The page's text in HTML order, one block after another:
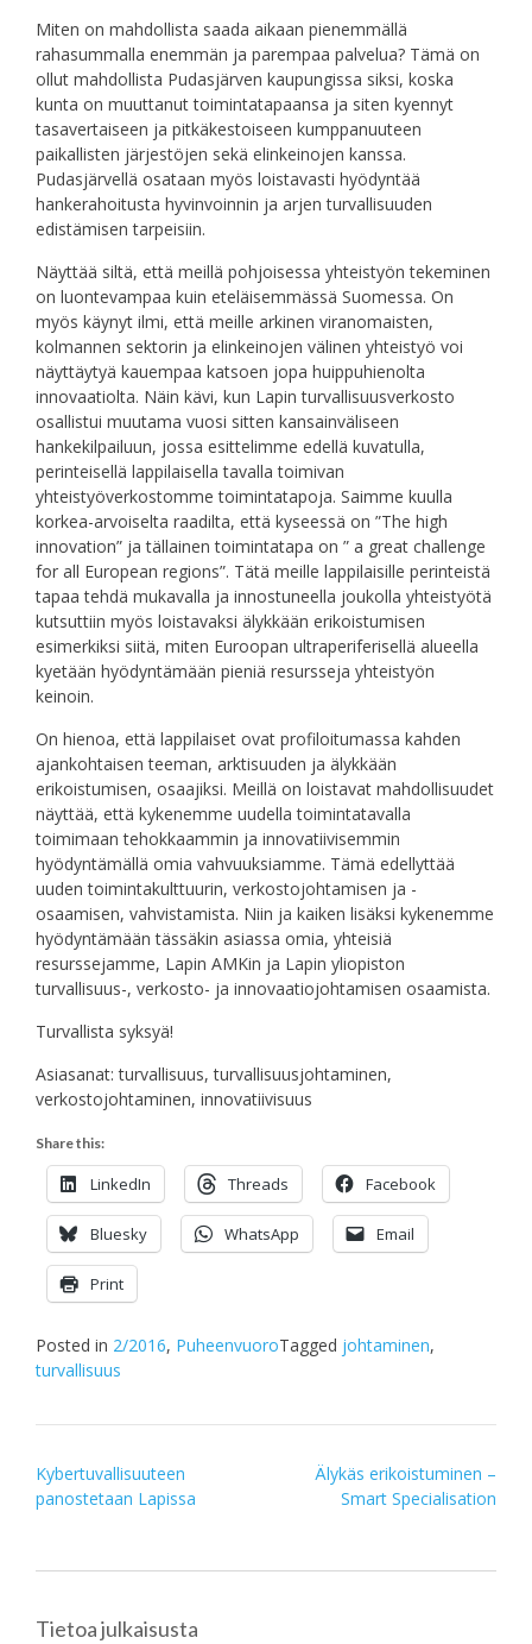
Miten on mahdollista saada aikaan pienemmällä
rahasummalla enemmän ja parempaa palvelua? Tämä on
ollut mahdollista Pudasjärven kaupungissa siksi, koska
kunta on muuttanut toimintatapaansa ja siten kyennyt
tasavertaiseen ja pitkäkestoiseen kumppanuuteen
paikallisten järjestöjen sekä elinkeinojen kanssa.
Pudasjärvellä osataan myös loistavasti hyödyntää
hankerahoitusta hyvinvoinnin ja arjen turvallisuuden
edistämisen tarpeisiin.
Näyttää siltä, että meillä pohjoisessa yhteistyön tekeminen
on luontevampaa kuin eteläisemmässä Suomessa. On
myös käynyt ilmi, että meille arkinen viranomaisten,
kolmannen sektorin ja elinkeinojen välinen yhteistyö voi
näyttäytyä kauempaa katsoen jopa huippuhienolta
innovaatiolta. Näin kävi, kun Lapin turvallisuusverkosto
osallistui muutama vuosi sitten kansainväliseen
hankekilpailuun, jossa esittelimme edellä kuvatulla,
perinteisellä lappilaisella tavalla toimivan
yhteistyöverkostomme toimintatapoja. Saimme kuulla
korkea-arvoiselta raadilta, että kyseessä on ”The high
innovation” ja tällainen toimintatapa on ” a great challenge
for all European regions”. Tätä meille lappilaisille perinteistä
tapaa tehdä mukavalla ja innostuneella joukolla yhteistyötä
kutsuttiin myös loistavaksi älykkään erikoistumisen
esimerkiksi siitä, miten Euroopan ultraperiferisellä alueella
kyetään hyödyntämään pieniä resursseja yhteistyön
keinoin.
On hienoa, että lappilaiset ovat profiloitumassa kahden
ajankohtaisen teeman, arktisuuden ja älykkään
erikoistumisen, osaajiksi. Meillä on loistavat mahdollisuudet
näyttää, että kykenemme uudella toimintatavalla
toimimaan tehokkaammin ja innovatiivisemmin
hyödyntämällä omia vahvuuksiamme. Tämä edellyttää
uuden toimintakulttuurin, verkostojohtamisen ja -
osaamisen, vahvistamista. Niin ja kaiken lisäksi kykenemme
hyödyntämään tässäkin asiassa omia, yhteisiä
resurssejamme, Lapin AMKin ja Lapin yliopiston
turvallisuus-, verkosto- ja innovaatiojohtamisen osaamista.
Turvallista syksyä!
Asiasanat: turvallisuus, turvallisuusjohtaminen,
verkostojohtaminen, innovatiivisuus
Share this:
LinkedIn Threads Facebook
Bluesky WhatsApp Email
Print
Posted in 2/2016, PuheenvuoroTagged johtaminen,
turvallisuus
Post
navigation
Kybertuvallisuuteen
panostetaan Lapissa
Älykäs erikoistuminen –
Smart Specialisation
Tietoa julkaisusta